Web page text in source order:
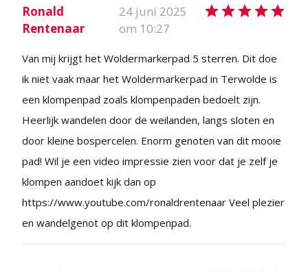
Ronald
Rentenaar
24 juni 2025
om 10:27
Van mij krijgt het Woldermarkerpad 5 sterren. Dit doe
ik niet vaak maar het Woldermarkerpad in Terwolde is
een klompenpad zoals klompenpaden bedoelt zijn.
Heerlijk wandelen door de weilanden, langs sloten en
door kleine bospercelen. Enorm genoten van dit mooie
pad! Wil je een video impressie zien voor dat je zelf je
klompen aandoet kijk dan op
https://www.youtube.com/ronaldrentenaar Veel plezier
en wandelgenot op dit klompenpad.